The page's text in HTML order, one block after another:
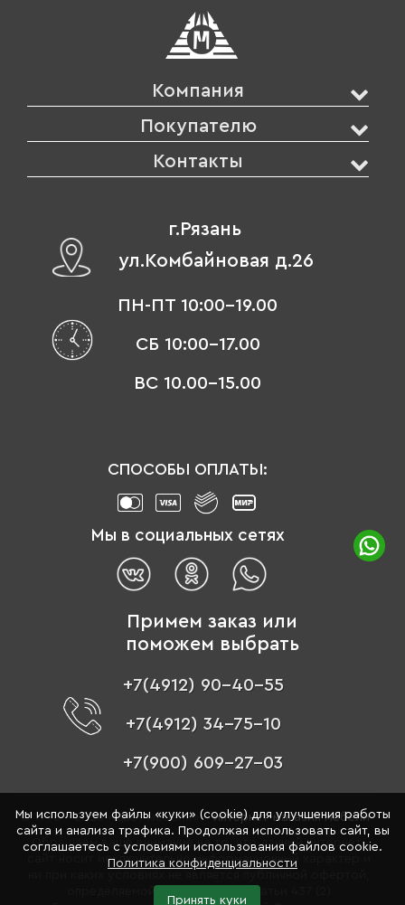
Компания
Покупателю
Контакты
г.Рязань
ул.Комбайновая д.26
ПН-ПТ 10:00-19.00
СБ 10:00-17.00
ВС 10.00-15.00
СПОСОБЫ ОПЛАТЫ:
Мы в социальных сетях
Примем заказ или
поможем выбрать
+7(4912) 90-40-55
+7(4912) 34-75-10
+7(900) 609-27-03
© 1996 - 2026 «Цвет мебели» –интернет-магазин мебели
Обращаем ваше внимание на то, что данный интернет-
сайт носит исключительно информационный характер и
определяемой положениями Статьи 437 (2)
Мы используем файлы «куки» (cookie) для улучшения работы
сайта и анализа трафика. Продолжая использовать сайт, вы
соглашаетесь с условиями использования файлов cookie.
Политика конфиденциальности
Принять куки